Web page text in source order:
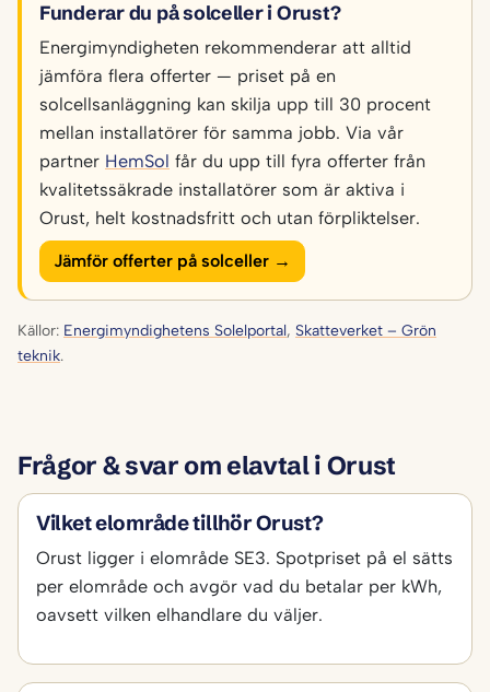
Funderar du på solceller i Orust?
Energimyndigheten rekommenderar att alltid
jämföra flera offerter — priset på en
solcellsanläggning kan skilja upp till 30 procent
mellan installatörer för samma jobb. Via vår
partner HemSol får du upp till fyra offerter från
kvalitetssäkrade installatörer som är aktiva i
Orust, helt kostnadsfritt och utan förpliktelser.
Jämför offerter på solceller →
Källor: Energimyndighetens Solelportal, Skatteverket – Grön
teknik.
Frågor & svar om elavtal i Orust
Vilket elområde tillhör Orust?
Orust ligger i elområde SE3. Spotpriset på el sätts
per elområde och avgör vad du betalar per kWh,
oavsett vilken elhandlare du väljer.